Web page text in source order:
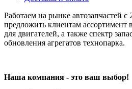
Работаем на рынке автозапчастей с
предложить клиентам ассортимент
для двигателей, а также спектр
обновления агрегатов технопарка.
Наша компания - это ваш выбор!